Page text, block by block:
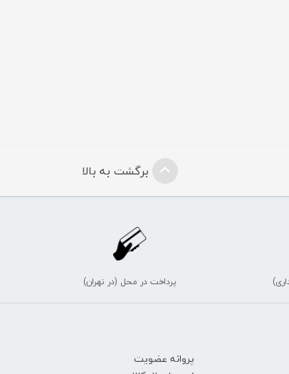
برگشت به بالا
پرداخت در محل (در تهران)
پروانه عضویت